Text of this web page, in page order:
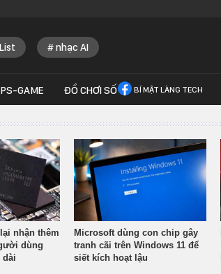
nhạc AI
GAME ĐỒ CHƠI SỐ BÍ MẬT LÀNG TECH
nhận thêm
dùng
dài
Microsoft dùng con chip gây
tranh cãi trên Windows 11 để
siết kích hoạt lậu